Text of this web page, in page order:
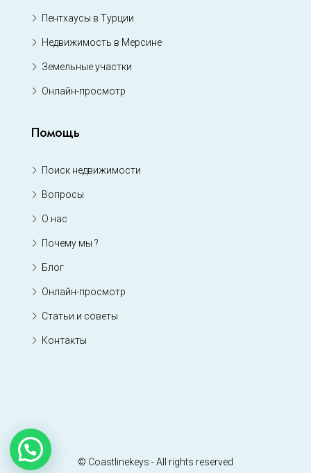
Пентхаусы в Турции
Недвижимость в Мерсине
Земельные участки
Онлайн-просмотр
Помощь
Поиск недвижимости
Вопросы
О нас
Почему мы ?
Блог
Онлайн-просмотр
Статьи и советы
Контакты
© Coastlinekeys - All rights reserved